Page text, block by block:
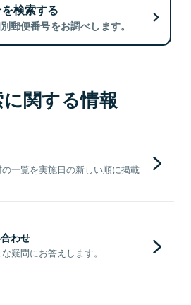
検索する
郵便番号をお調べします。
関する情報
一覧を実施日の新しい順に掲載
わせ
疑問にお答えします。